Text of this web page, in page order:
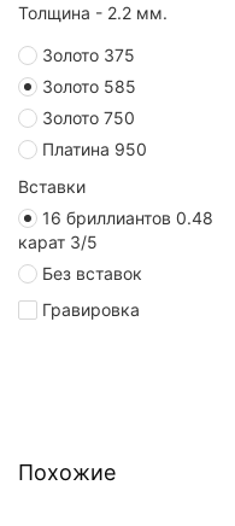
Толщина - 2.2 мм.
Золото 375
Золото 585
Золото 750
Платина 950
Вставки
16 бриллиантов 0.48
карат 3/5
Без вставок
Гравировка
Похожие